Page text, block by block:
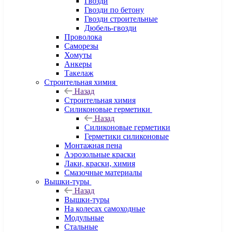
Гвозди по бетону
Гвозди строительные
Дюбель-гвозди
Проволока
Саморезы
Хомуты
Анкеры
Такелаж
Строительная химия
Назад
Строительная химия
Силиконовые герметики
Назад
Силиконовые герметики
Герметики силиконовые
Монтажная пена
Аэрозольные краски
Лаки, краски, химия
Смазочные материалы
Вышки-туры
Назад
Вышки-туры
На колесах самоходные
Модульные
Стальные